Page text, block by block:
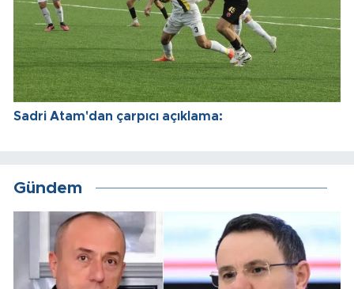
Sadri Atam'dan çarpıcı açıklama:
Gündem